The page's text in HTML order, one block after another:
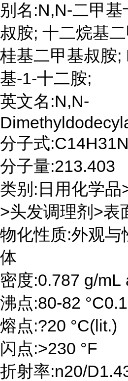
别名:N,N-二甲
叔胺; 十二烷基
桂基二甲基叔胺;
基-1-十二胺;
英文名:N,N-
分子式:C14H31N
分子量:213.403
类别:日用化学品
>头发调理剂>表
物化性质:外观与
体
密度:0.787 g/mL
沸点:80-82
熔点:?20 °C(lit.)
闪点:>230 °F
折射率:n20/